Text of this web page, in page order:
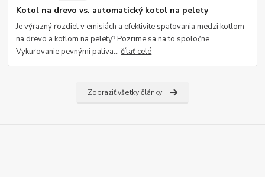
Kotol na drevo vs. automatický kotol na pelety
Je výrazný rozdiel v emisiách a efektivite spaľovania medzi kotlom
na drevo a kotlom na pelety? Pozrime sa na to spoločne.
Vykurovanie pevnými paliva...čítať celé
Zobraziť všetky články